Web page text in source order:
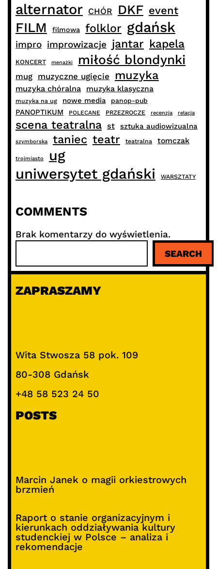
alternator CHÓR DKF event
FILM filmowa folklor gdańsk
impro improwizacje jantar kapela
KONCERT menażki miłość blondynki
mug muzyczne ugięcie muzyka
muzyka chóralna muzyka klasyczna
muzyka na ug nowe media panop-pub
PANOPTIKUM POLECANE PRZEZROCZE recenzja relacja
scena teatralna st sztuka audiowizualna
szymborska taniec teatr teatralna tomczak
trojmiasto
ug
uniwersytet gdański
WARSZTATY
COMMENTS
Brak komentarzy do wyświetlenia.
u
a
SEARCH
ZAPRASZAMY
Wita Stwosza 58 pok. 109
80-308 Gdańsk
+48 58 523 24 50
POSTS
Marcin Janek o magii orkiestrowych
brzmień
Raport o stanie organizacyjnym i
kierunkach oddziaływania kultury
studenckiej w Polsce – analiza i
rekomendacje